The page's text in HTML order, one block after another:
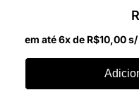
em até 6x de R$10,00